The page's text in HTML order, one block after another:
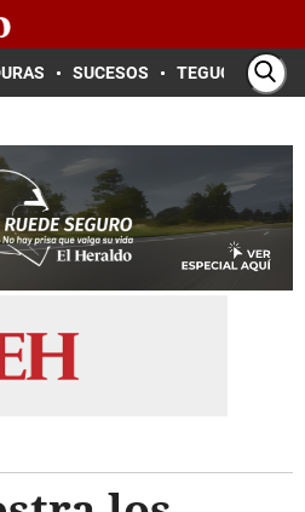
SUCESOS TEGUCIGALPA